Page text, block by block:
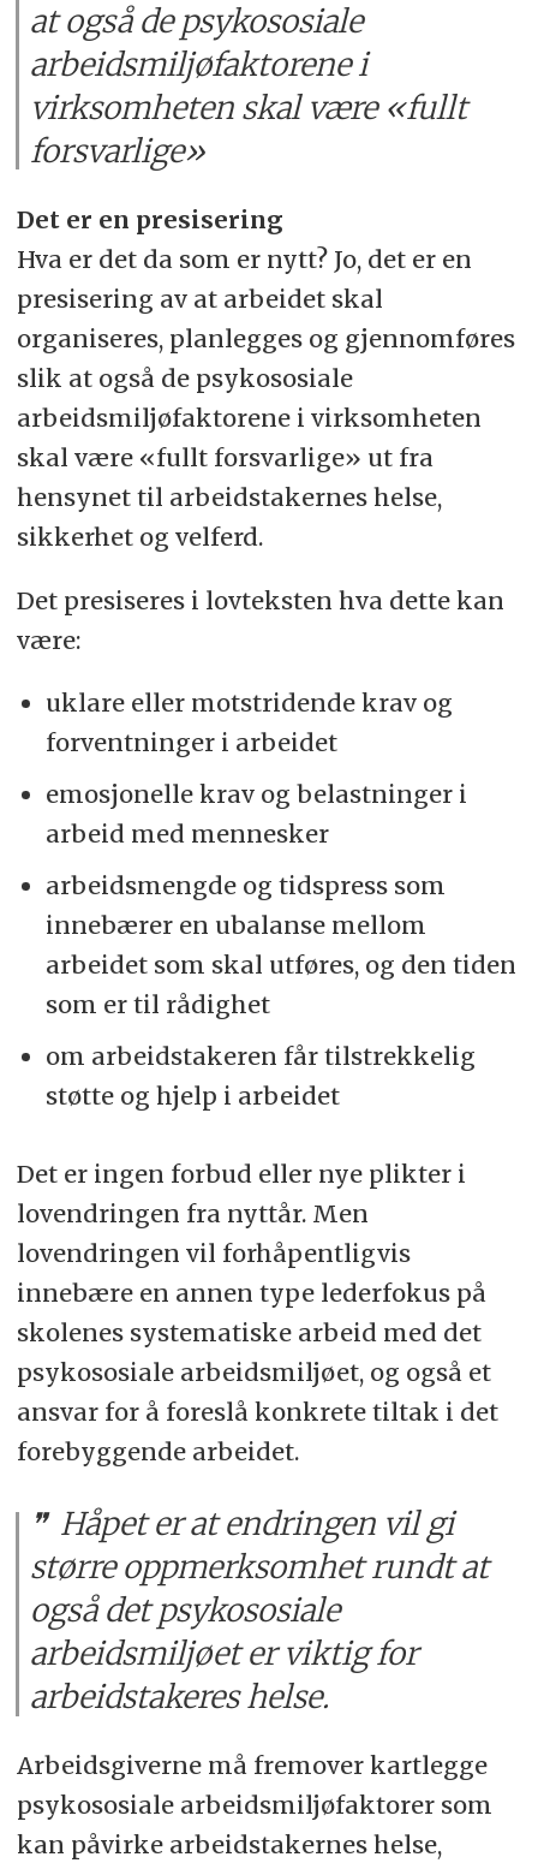
at også de psykososiale
arbeidsmiljøfaktorene i
virksomheten skal være «fullt
forsvarlige»
Det er en presisering
Hva er det da som er nytt? Jo, det er en
presisering av at arbeidet skal
organiseres, planlegges og gjennomføres
slik at også de psykososiale
arbeidsmiljøfaktorene i virksomheten
skal være «fullt forsvarlige» ut fra
hensynet til arbeidstakernes helse,
sikkerhet og velferd.
Det presiseres i lovteksten hva dette kan
være:
uklare eller motstridende krav og
forventninger i arbeidet
emosjonelle krav og belastninger i
arbeid med mennesker
arbeidsmengde og tidspress som
innebærer en ubalanse mellom
arbeidet som skal utføres, og den tiden
som er til rådighet
om arbeidstakeren får tilstrekkelig
støtte og hjelp i arbeidet
Det er ingen forbud eller nye plikter i
lovendringen fra nyttår. Men
lovendringen vil forhåpentligvis
innebære en annen type lederfokus på
skolenes systematiske arbeid med det
psykososiale arbeidsmiljøet, og også et
ansvar for å foreslå konkrete tiltak i det
forebyggende arbeidet.
Håpet er at endringen vil gi
større oppmerksomhet rundt at
også det psykososiale
arbeidsmiljøet er viktig for
arbeidstakeres helse.
Arbeidsgiverne må fremover kartlegge
psykososiale arbeidsmiljøfaktorer som
kan påvirke arbeidstakernes helse,